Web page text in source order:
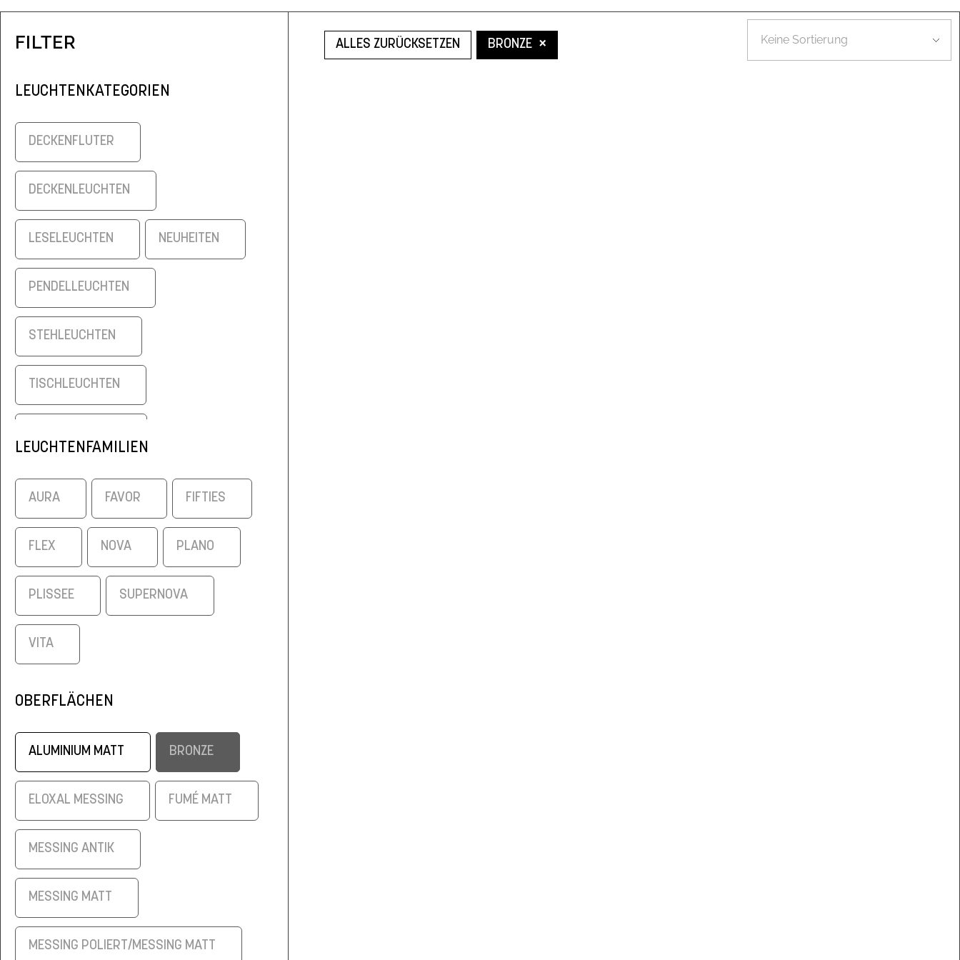
FILTER
LEUCHTENKATEGORIEN
DECKENFLUTER
DECKENLEUCHTEN
LESELEUCHTEN NEUHEITEN
PENDELLEUCHTEN
STEHLEUCHTEN
TISCHLEUCHTEN
LEUCHTENFAMILIEN
AURA FAVOR FIFTIES
FLEX NOVA PLANO
PLISSEE SUPERNOVA
VITA
OBERFLÄCHEN
ALUMINIUM MATT BRONZE
ELOXAL MESSING FUMÉ MATT
MESSING ANTIK
MESSING MATT
MESSING POLIERT/MESSING MATT
ALLES ZURÜCKSETZEN BRONZE ×